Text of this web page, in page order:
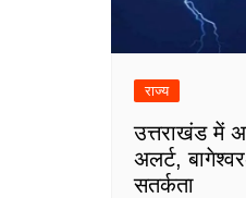
राज्य
उत्तराखंड में
अलर्ट,
सतर्कता